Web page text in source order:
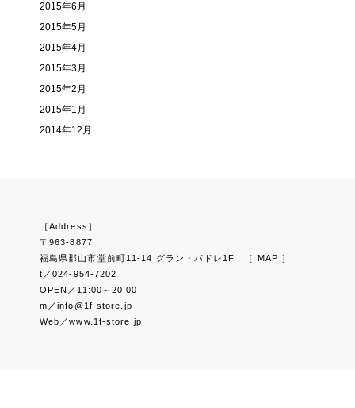
2015年6月
2015年5月
2015年4月
2015年3月
2015年2月
2015年1月
2014年12月
［Address］
〒963-8877
福島県郡山市堂前町11-14 グラン・パドレ1F
［ MAP ］
t／024-954-7202
OPEN／11:00～20:00
m／info@1f-store.jp
Web／www.1f-store.jp